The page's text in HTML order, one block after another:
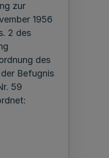
zur
1956
2 des
des
Befugnis
59